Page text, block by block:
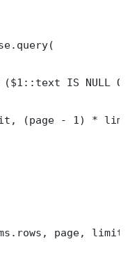
($1::text IS NULL
(page - 1) *
page,